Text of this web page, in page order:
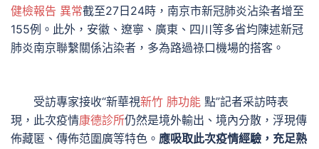
健檢報告 異常截至27日24時，南京市新冠肺炎沾染者增至
155例。此外，安徽、遼寧、廣東、四川等多省均陳述新冠
肺炎南京聯繫關係沾染者，多為路過祿口機場的搭客。
受訪專家接收“新華視新竹 肺功能 點”記者采訪時表
現，此次疫情康德診所仍然是境外輸出、境內分散，浮現傳
佈藏匿、傳佈范圍廣等特色。 應吸取此次疫情經驗，充足熟